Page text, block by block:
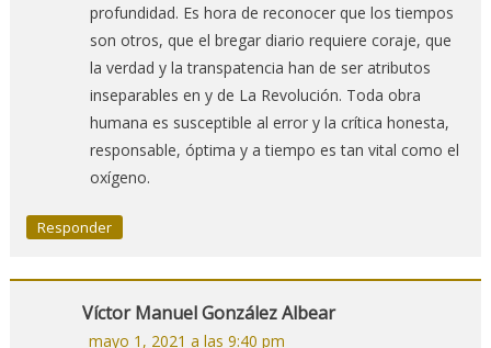
profundidad. Es hora de reconocer que los tiempos
son otros, que el bregar diario requiere coraje, que
la verdad y la transpatencia han de ser atributos
inseparables en y de La Revolución. Toda obra
humana es susceptible al error y la crítica honesta,
responsable, óptima y a tiempo es tan vital como el
oxígeno.
Responder
Víctor Manuel González Albear
mayo 1, 2021 a las 9:40 pm